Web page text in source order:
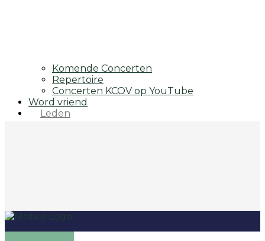
Komende Concerten
Repertoire
Concerten KCOV op YouTube
Word vriend
Leden